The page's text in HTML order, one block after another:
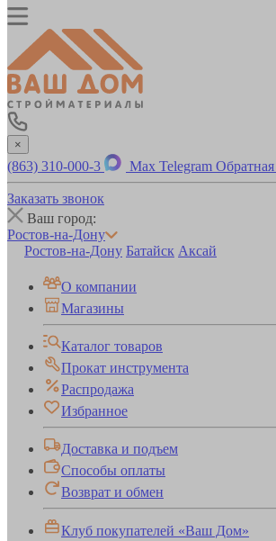
×
(863) 310-000-3 Max Telegram Обратная
Заказать звонок
Ваш город:
Ростов-на-Дону
Ростов-на-Дону Батайск Аксай
О компании
Магазины
Каталог товаров
Прокат инструмента
Распродажа
Избранное
Доставка и подъем
Способы оплаты
Возврат и обмен
Клуб покупателей «Ваш Дом»